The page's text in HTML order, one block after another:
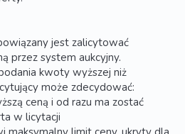
jest zalicytować
przez system aukcyjny.
kwoty wyższej niż
może zdecydować:
ceną i od razu ma zostać
w licytacji